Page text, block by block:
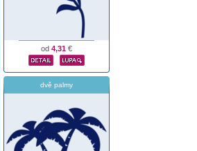
od 4,31 €
dvě palmy